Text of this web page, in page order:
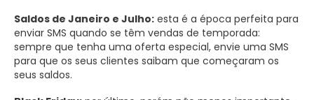
Saldos de Janeiro e Julho: esta é a época perfeita para
enviar SMS quando se têm vendas de temporada:
sempre que tenha uma oferta especial, envie uma SMS
para que os seus clientes saibam que começaram os
seus saldos.